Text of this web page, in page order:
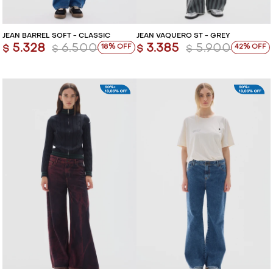
JEAN BARREL SOFT - CLASSIC
$ 5.328 $ 6.500 18
JEAN VAQUERO ST - GREY
$ 3.385 $ 5.900 42